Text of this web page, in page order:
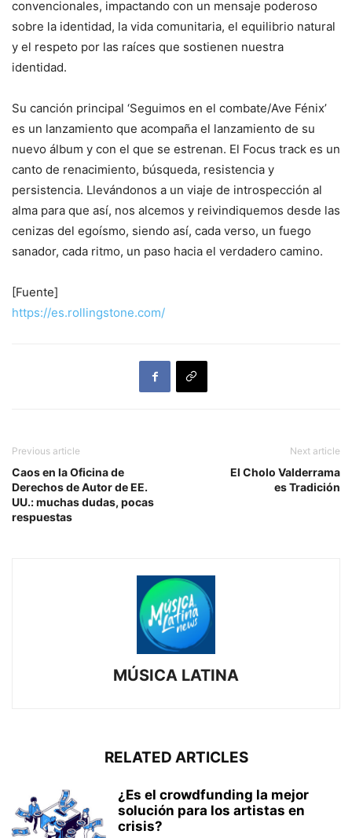
convencionales, impactando con un mensaje poderoso
sobre la identidad, la vida comunitaria, el equilibrio natural
y el respeto por las raíces que sostienen nuestra
identidad.
Su canción principal ‘Seguimos en el combate/Ave Fénix’
es un lanzamiento que acompaña el lanzamiento de su
nuevo álbum y con el que se estrenan. El Focus track es un
canto de renacimiento, búsqueda, resistencia y
persistencia. Llevándonos a un viaje de introspección al
alma para que así, nos alcemos y reivindiquemos desde las
cenizas del egoísmo, siendo así, cada verso, un fuego
sanador, cada ritmo, un paso hacia el verdadero camino.
[Fuente]
https://es.rollingstone.com/
Previous article
Caos en la Oficina de
Derechos de Autor de EE.
UU.: muchas dudas, pocas
respuestas
Next article
El Cholo Valderrama
es Tradición
MÚSICA LATINA
RELATED ARTICLES
¿Es el crowdfunding la mejor
solución para los artistas en
crisis?